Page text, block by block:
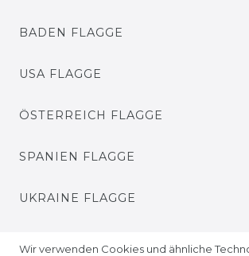
BADEN FLAGGE
USA FLAGGE
ÖSTERREICH FLAGGE
SPANIEN FLAGGE
UKRAINE FLAGGE
Wir verwenden Cookies und ähnliche